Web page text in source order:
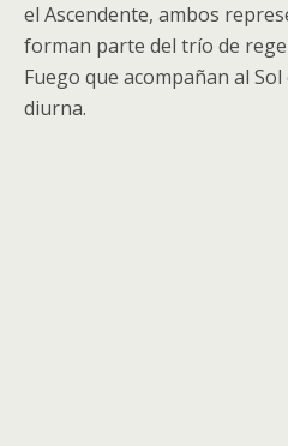
el Ascendente, ambos
forman parte del trío de
Fuego que acompañan al
diurna.